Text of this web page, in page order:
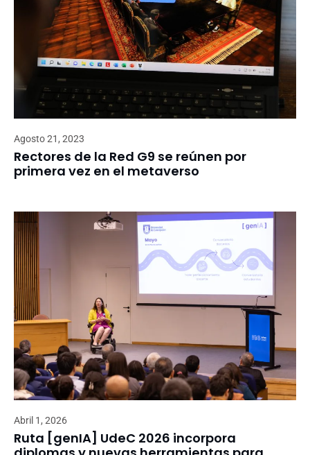
Agosto 21, 2023
Rectores de la Red G9 se reúnen por
primera vez en el metaverso
Abril 1, 2026
Ruta [genIA] UdeC 2026 incorpora